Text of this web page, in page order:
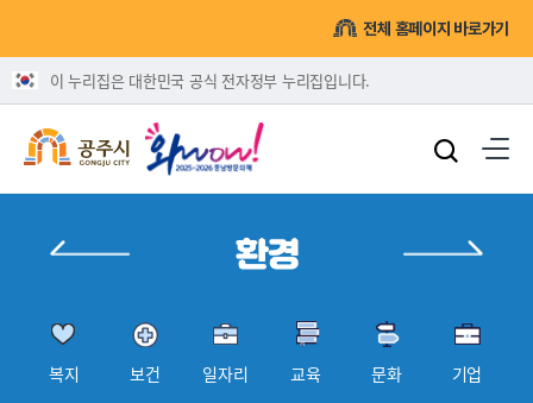
전체 홈페이지 바로가기
이 누리집은 대한민국 공식 전자정부 누리집입니다.
복지 보건 일자리 교육 문화 기업